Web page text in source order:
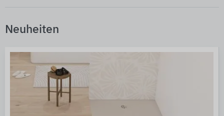
Neuheiten